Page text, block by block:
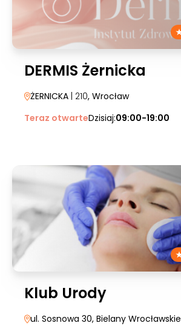
DERMIS Żernicka
ŻERNICKA | 210, Wrocław
Teraz otwarteDzisiaj:09:00-19:00
Klub Urody
ul. Sosnowa 30, Bielany Wrocławskie